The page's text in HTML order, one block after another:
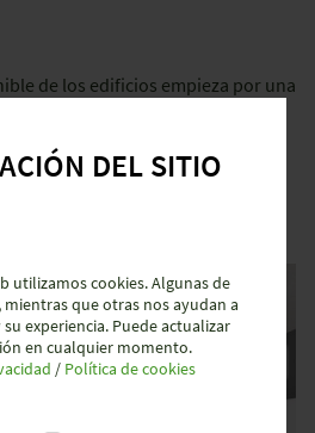
de los edificios empieza por una
descentralización es la palabra
soluciones adecuadas para el
Nuestrascajas dedistribución
adecuado y las conexiones
DEL SITIO
utilizamos cookies. Algunas de
mientras que otras nos ayudan a
experiencia. Puede actualizar
en cualquier momento.
/ Política de cookies